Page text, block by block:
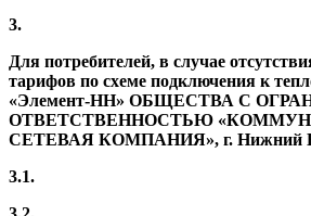
3.
Для потребителей, в случае
тарифов по схеме подключения к
«Элемент-НН» ОБЩЕСТВА С
ОТВЕТСТВЕННОСТЬЮ
СЕТЕВАЯ КОМПАНИЯ», г. Нижний
3.1.